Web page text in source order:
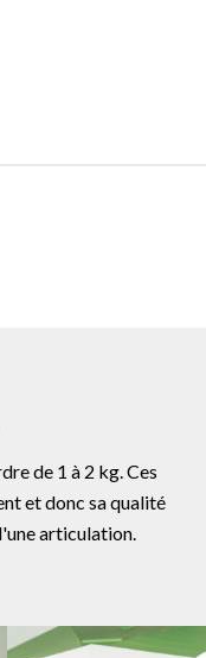
de 1 à 2 kg. Ces
et donc sa qualité
articulation.